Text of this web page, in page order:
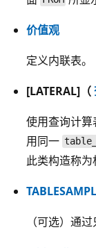
价值观
定义内联表。
[LATERAL]（
使用查询计算
用同一
此类构造称为
（可选）通